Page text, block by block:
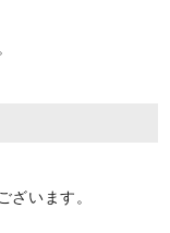
います。